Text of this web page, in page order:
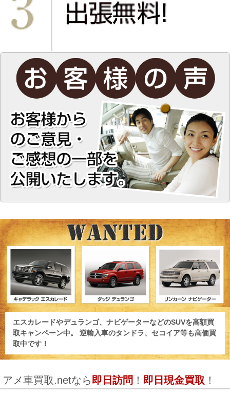
エスカレードやデュランゴ、ナビゲーターなどのSUVを高額買
取キャンペーン中。 逆輸入車のタンドラ、セコイア等も高価買
取中です！
アメ車買取.netなら即日訪問 ！ 即日現金買取 ！